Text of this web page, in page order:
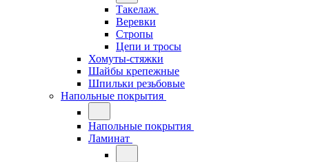
Такелаж
Веревки
Стропы
Цепи и тросы
Хомуты-стяжки
Шайбы крепежные
Шпильки резьбовые
Напольные покрытия
Напольные покрытия
Ламинат